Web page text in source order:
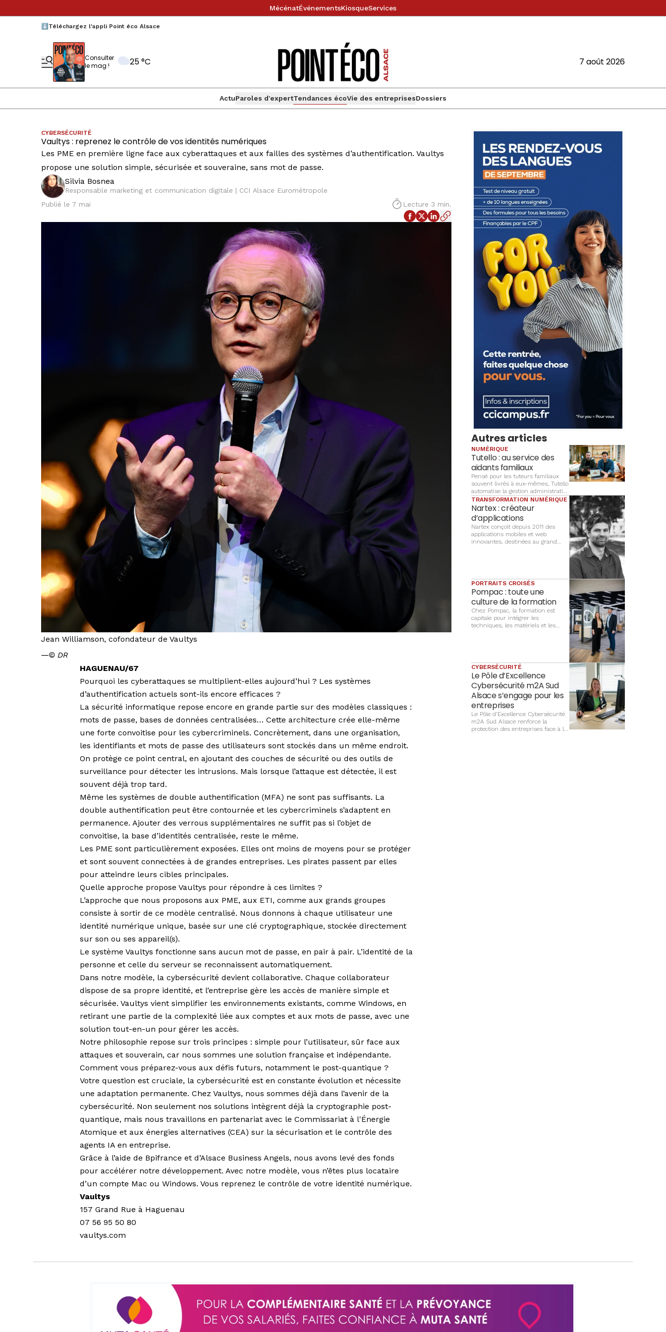
MécénatÉvénementsKiosqueServices
⬇️Téléchargez l'appli Point éco Alsace
Consulter
le mag !
25 °C 7 août 2026
ActuParoles d'expertTendances écoVie des entreprisesDossiers
CYBERSÉCURITÉ
Vaultys : reprenez le contrôle de vos identités numériques
Les PME en première ligne face aux cyberattaques et aux failles des systèmes d’authentification. Vaultys
propose une solution simple, sécurisée et souveraine, sans mot de passe.
Silvia Bosnea
Responsable marketing et communication digitale | CCI Alsace Eurométropole
Publié le 7 mai
Lecture 3 min.
Jean Williamson, cofondateur de Vaultys
―© DR
HAGUENAU/67
Pourquoi les cyberattaques se multiplient-elles aujourd’hui ? Les systèmes
d’authentification actuels sont-ils encore efficaces ?
La sécurité informatique repose encore en grande partie sur des modèles classiques :
mots de passe, bases de données centralisées… Cette architecture crée elle-même
une forte convoitise pour les cybercriminels. Concrètement, dans une organisation,
les identifiants et mots de passe des utilisateurs sont stockés dans un même endroit.
On protège ce point central, en ajoutant des couches de sécurité ou des outils de
surveillance pour détecter les intrusions. Mais lorsque l’attaque est détectée, il est
souvent déjà trop tard.
Même les systèmes de double authentification (MFA) ne sont pas suffisants. La
double authentification peut être contournée et les cybercriminels s’adaptent en
permanence. Ajouter des verrous supplémentaires ne suffit pas si l’objet de
convoitise, la base d’identités centralisée, reste le même.
Les PME sont particulièrement exposées. Elles ont moins de moyens pour se protéger
et sont souvent connectées à de grandes entreprises. Les pirates passent par elles
pour atteindre leurs cibles principales.
Quelle approche propose Vaultys pour répondre à ces limites ?
L’approche que nous proposons aux PME, aux ETI, comme aux grands groupes
consiste à sortir de ce modèle centralisé. Nous donnons à chaque utilisateur une
identité numérique unique, basée sur une clé cryptographique, stockée directement
sur son ou ses appareil(s).
Le système Vaultys fonctionne sans aucun mot de passe, en pair à pair. L’identité de la
personne et celle du serveur se reconnaissent automatiquement.
Dans notre modèle, la cybersécurité devient collaborative. Chaque collaborateur
dispose de sa propre identité, et l’entreprise gère les accès de manière simple et
sécurisée. Vaultys vient simplifier les environnements existants, comme Windows, en
retirant une partie de la complexité liée aux comptes et aux mots de passe, avec une
solution tout-en-un pour gérer les accès.
Notre philosophie repose sur trois principes : simple pour l’utilisateur, sûr face aux
attaques et souverain, car nous sommes une solution française et indépendante.
Comment vous préparez-vous aux défis futurs, notamment le post-quantique ?
Votre question est cruciale, la cybersécurité est en constante évolution et nécessite
une adaptation permanente. Chez Vaultys, nous sommes déjà dans l’avenir de la
cybersécurité. Non seulement nos solutions intègrent déjà la cryptographie post-
quantique, mais nous travaillons en partenariat avec le Commissariat à l'Énergie
Atomique et aux énergies alternatives (CEA) sur la sécurisation et le contrôle des
agents IA en entreprise.
Grâce à l’aide de Bpifrance et d’Alsace Business Angels, nous avons levé des fonds
pour accélérer notre développement. Avec notre modèle, vous n’êtes plus locataire
d’un compte Mac ou Windows. Vous reprenez le contrôle de votre identité numérique.
Vaultys
157 Grand Rue à Haguenau
07 56 95 50 80
vaultys.com
Autres articles
NUMÉRIQUE
Tutello : au service des
aidants familiaux
Pensé pour les tuteurs familiaux
souvent livrés à eux-mêmes, Tutello
automatise la gestion administrative
des majeurs protégés. Un logiciel
alsacien qui transforme une
obligation comptable lourde en un
outil simple et sécurisé.
TRANSFORMATION NUMÉRIQUE
Nartex : créateur
d’applications
Nartex conçoit depuis 2011 des
applications mobiles et web
innovantes, destinées au grand
de pointe.
PORTRAITS CROISÉS
Pompac : toute une
culture de la formation
Chez Pompac, la formation est
capitale pour intégrer les
techniques, les matériels et les
CYBERSÉCURITÉ
Le Pôle d’Excellence
Cybersécurité m2A Sud
Alsace s’engage pour les
entreprises
Le Pôle d’Excellence Cybersécurité
m2A Sud Alsace renforce la
protection des entreprises face à la